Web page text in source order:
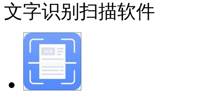
文字识别扫描软件